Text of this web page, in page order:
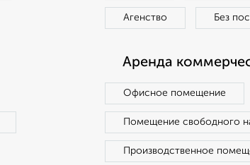
Агенство Без
Аренда
Офисное помещение
Помещение свободного
Производственное